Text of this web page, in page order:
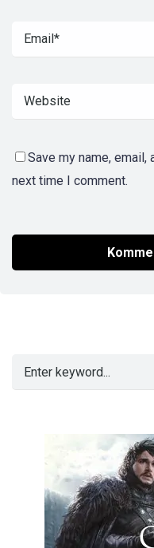
Save my name,
next time I comment.